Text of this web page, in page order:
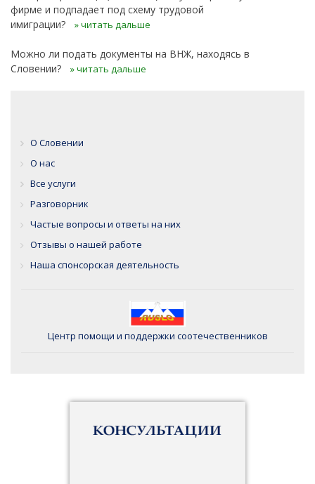
фирме и подпадает под схему трудовой
имиграции?
» читать дальше
Можно ли подать документы на ВНЖ, находясь в
Словении?
» читать дальше
О Словении
О нас
Все услуги
Разговорник
Частые вопросы и ответы на них
Отзывы о нашей работе
Наша спонсорская деятельность
Центр помощи и поддержки соотечественников